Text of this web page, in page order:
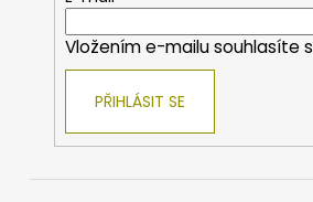
Vložením e-mailu souhlasíte s
PŘIHLÁSIT SE